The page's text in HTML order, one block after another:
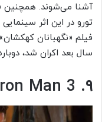
تورو در این اثر
سال بعد اکران شد،
۹. Iron Man 3